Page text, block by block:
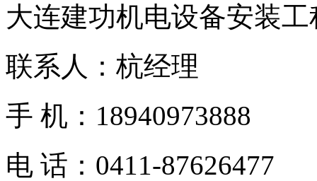
大连建功机电设备安装
联系人：杭经理
手 机：18940973888
电 话：0411-87626477